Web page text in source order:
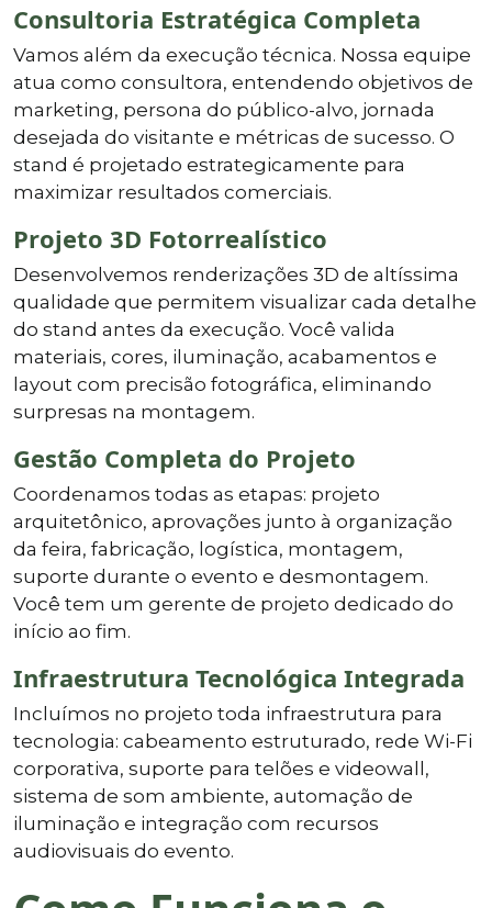
Consultoria Estratégica Completa
Vamos além da execução técnica. Nossa equipe
atua como consultora, entendendo objetivos de
marketing, persona do público-alvo, jornada
desejada do visitante e métricas de sucesso. O
stand é projetado estrategicamente para
maximizar resultados comerciais.
Projeto 3D Fotorrealístico
Desenvolvemos renderizações 3D de altíssima
qualidade que permitem visualizar cada detalhe
do stand antes da execução. Você valida
materiais, cores, iluminação, acabamentos e
layout com precisão fotográfica, eliminando
surpresas na montagem.
Gestão Completa do Projeto
Coordenamos todas as etapas: projeto
arquitetônico, aprovações junto à organização
da feira, fabricação, logística, montagem,
suporte durante o evento e desmontagem.
Você tem um gerente de projeto dedicado do
início ao fim.
Infraestrutura Tecnológica Integrada
Incluímos no projeto toda infraestrutura para
tecnologia: cabeamento estruturado, rede Wi-Fi
corporativa, suporte para telões e videowall,
sistema de som ambiente, automação de
iluminação e integração com recursos
audiovisuais do evento.